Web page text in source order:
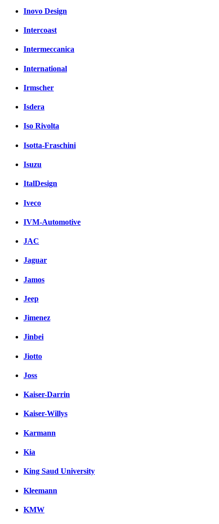
Inovo Design
Intercoast
Intermeccanica
International
Irmscher
Isdera
Iso Rivolta
Isotta-Fraschini
Isuzu
ItalDesign
Iveco
IVM-Automotive
JAC
Jaguar
Jamos
Jeep
Jimenez
Jinbei
Jiotto
Joss
Kaiser-Darrin
Kaiser-Willys
Karmann
Kia
King Saud University
Kleemann
KMW